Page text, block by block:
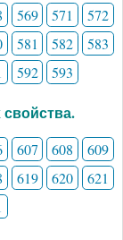
569 571
572
581 582
583
592 593
607 608
609
619 620
621